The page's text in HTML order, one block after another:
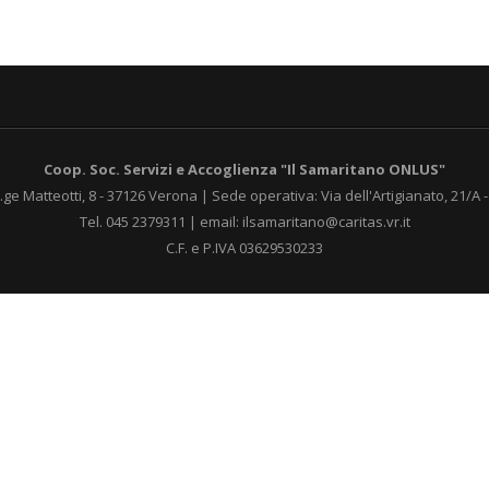
Coop. Soc. Servizi e Accoglienza "Il Samaritano ONLUS"
Matteotti, 8 - 37126 Verona | Sede operativa: Via dell'Artigianato, 21/A
Tel. 045 2379311 | email: ilsamaritano@caritas.vr.it
C.F. e P.IVA 03629530233